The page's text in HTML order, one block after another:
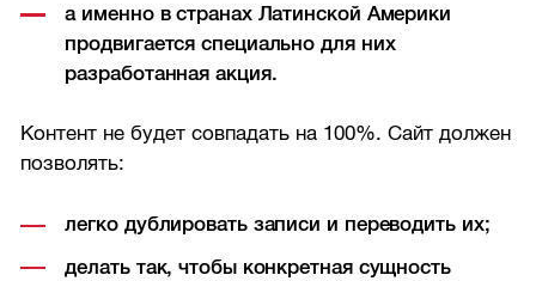
а именно в странах Латинской Америки
продвигается специально для них
разработанная акция.
Контент не будет совпадать на 100%. Сайт должен
позволять:
легко дублировать записи и переводить их;
делать так, чтобы конкретная сущность